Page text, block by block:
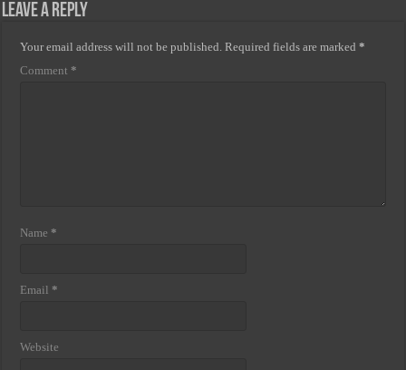
Leave a Reply
Your email address will not be published. Required fields are marked*
Comment *
Name *
Email *
Website